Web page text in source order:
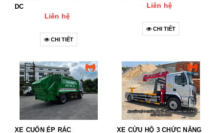
DC
Liên hệ
CHI TIẾT
Liên hệ
CHI TIẾT
XE CUỐN ÉP RÁC
XE CỨU HỘ 3 CHỨC NĂNG